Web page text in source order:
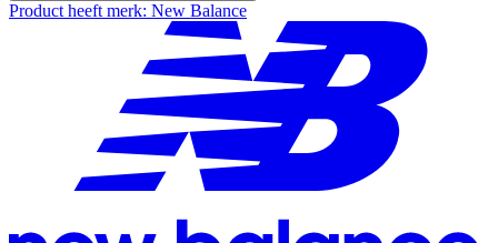
Product heeft merk: New Balance